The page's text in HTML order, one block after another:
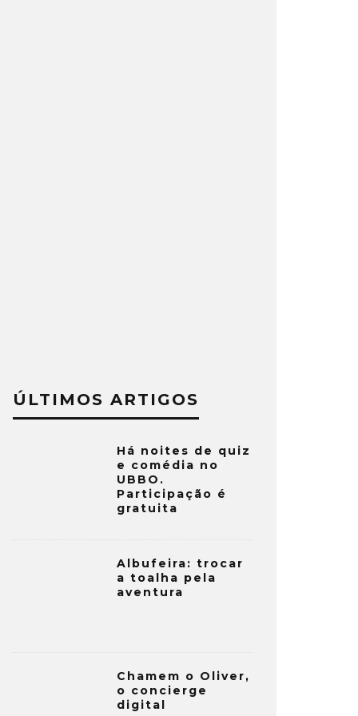
ÚLTIMOS ARTIGOS
Há noites de quiz
e comédia no
UBBO.
Participação é
gratuita
Albufeira: trocar
a toalha pela
aventura
Chamem o Oliver,
o concierge
digital